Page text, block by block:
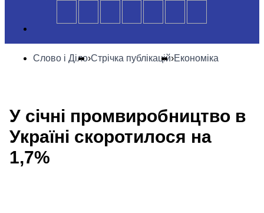
Слово і Діло›Стрічка публікацій›Економіка
У січні промвиробництво в
Україні скоротилося на
1,7%